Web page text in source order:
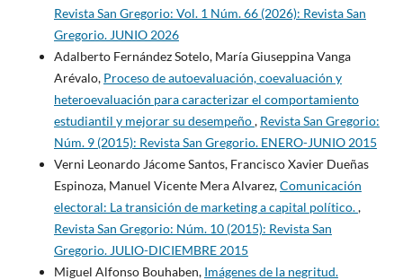
Revista San Gregorio: Vol. 1 Núm. 66 (2026): Revista San
Gregorio. JUNIO 2026
Adalberto Fernández Sotelo, María Giuseppina Vanga
Arévalo, Proceso de autoevaluación, coevaluación y
heteroevaluación para caracterizar el comportamiento
estudiantil y mejorar su desempeño, Revista San Gregorio:
Núm. 9 (2015): Revista San Gregorio. ENERO-JUNIO 2015
Verni Leonardo Jácome Santos, Francisco Xavier Dueñas
Espinoza, Manuel Vicente Mera Alvarez,Comunicación
electoral: La transición de marketing a capital político.,
Revista San Gregorio: Núm. 10 (2015): Revista San
Gregorio. JULIO-DICIEMBRE 2015
Miguel Alfonso Bouhaben, Imágenes de la negritud.